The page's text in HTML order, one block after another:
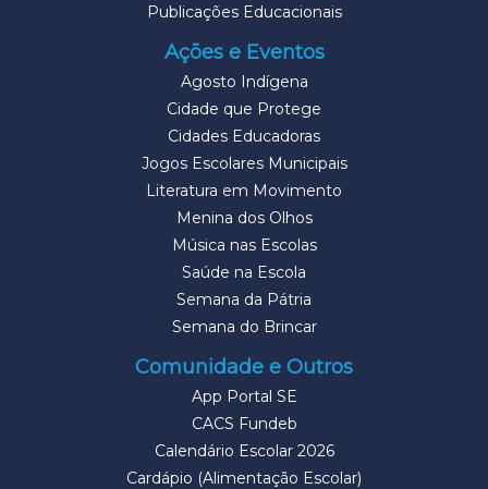
Publicações Educacionais
Ações e Eventos
Agosto Indígena
Cidade que Protege
Cidades Educadoras
Jogos Escolares Municipais
Literatura em Movimento
Menina dos Olhos
Música nas Escolas
Saúde na Escola
Semana da Pátria
Semana do Brincar
Comunidade e Outros
App Portal SE
CACS Fundeb
Calendário Escolar 2026
Cardápio (Alimentação Escolar)